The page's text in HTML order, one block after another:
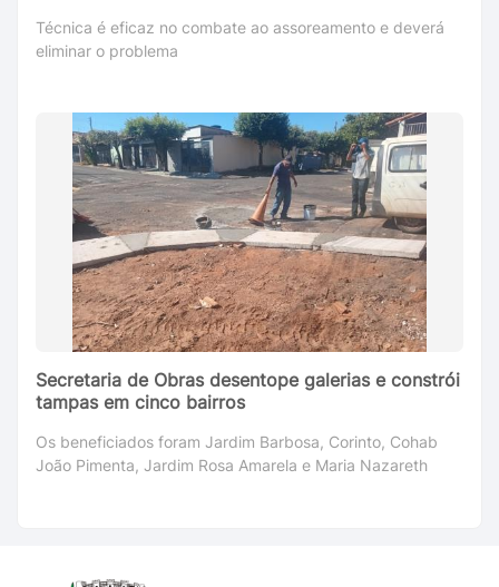
Técnica é eficaz no combate ao assoreamento e deverá
eliminar o problema
Secretaria de Obras desentope galerias e constrói
tampas em cinco bairros
Os beneficiados foram Jardim Barbosa, Corinto, Cohab
João Pimenta, Jardim Rosa Amarela e Maria Nazareth